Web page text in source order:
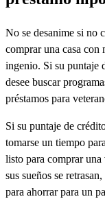
No se desanime si no
comprar una casa con
ingenio. Si su puntaje
desee buscar
préstamos para
Si su puntaje de
tomarse un tiempo
listo para comprar
sus sueños se
para ahorrar para un